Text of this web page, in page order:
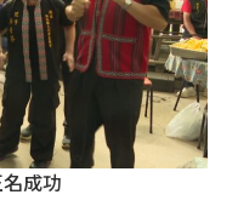
成功